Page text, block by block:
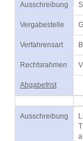
Ausschreibung
Vergabestelle
Verfahrensart
Rechtsrahmen
Abgabefrist
Ausschreibung